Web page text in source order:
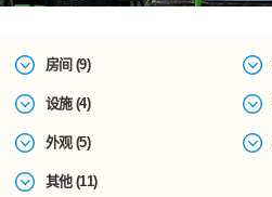
房间 (9)
设施 (4)
外观 (5)
其他 (11)